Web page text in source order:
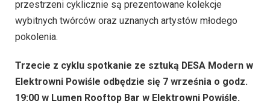
przestrzeni cyklicznie są prezentowane kolekcje
wybitnych twórców oraz uznanych artystów młodego
pokolenia.
Trzecie z cyklu spotkanie ze sztuką DESA Modern w
Elektrowni Powiśle odbędzie się 7 września o godz.
19:00 w Lumen Rooftop Bar w Elektrowni Powiśle.